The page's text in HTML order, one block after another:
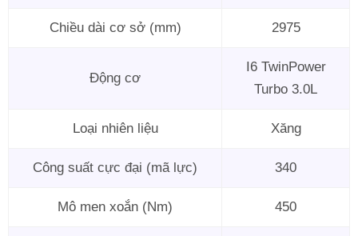
Chiều dài cơ sở (mm) 2975
Động cơ
I6 TwinPower
Turbo 3.0L
Loại nhiên liệu Xăng
Công suất cực đại (mã lực) 340
Mô men xoắn (Nm) 450